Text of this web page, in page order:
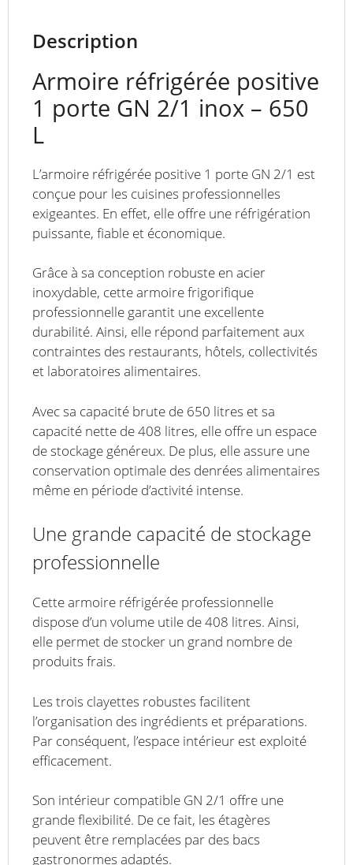
Description
Armoire réfrigérée positive
1 porte GN 2/1 inox – 650
L
L’armoire réfrigérée positive 1 porte GN 2/1 est
conçue pour les cuisines professionnelles
exigeantes. En effet, elle offre une réfrigération
puissante, fiable et économique.
Grâce à sa conception robuste en acier
inoxydable, cette armoire frigorifique
professionnelle garantit une excellente
durabilité. Ainsi, elle répond parfaitement aux
contraintes des restaurants, hôtels, collectivités
et laboratoires alimentaires.
Avec sa capacité brute de 650 litres et sa
capacité nette de 408 litres, elle offre un espace
de stockage généreux. De plus, elle assure une
conservation optimale des denrées alimentaires
même en période d’activité intense.
Une grande capacité de stockage
professionnelle
Cette armoire réfrigérée professionnelle
dispose d’un volume utile de 408 litres. Ainsi,
elle permet de stocker un grand nombre de
produits frais.
Les trois clayettes robustes facilitent
l’organisation des ingrédients et préparations.
Par conséquent, l’espace intérieur est exploité
efficacement.
Son intérieur compatible GN 2/1 offre une
grande flexibilité. De ce fait, les étagères
peuvent être remplacées par des bacs
gastronormes adaptés.